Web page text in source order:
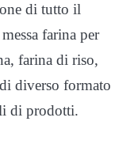
di tutto il
farina per
farina di riso,
diverso formato
di prodotti.